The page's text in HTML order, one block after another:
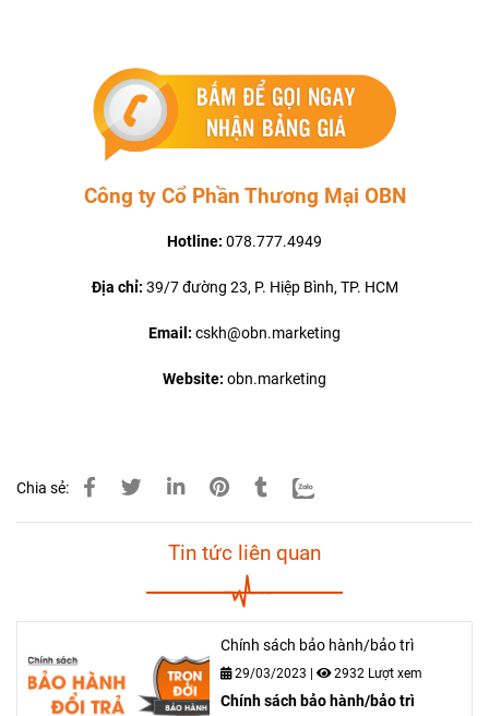
Công ty Cổ Phần Thương Mại OBN
Hotline: 078.777.4949
Địa chỉ: 39/7 đường 23, P. Hiệp Bình, TP. HCM
Email: cskh@obn.marketing
Website: obn.marketing
Chia sẻ:
Tin tức liên quan
Chính sách bảo hành/bảo trì
29/03/2023 | 2932 Lượt xem
Chính sách bảo hành/bảo trì